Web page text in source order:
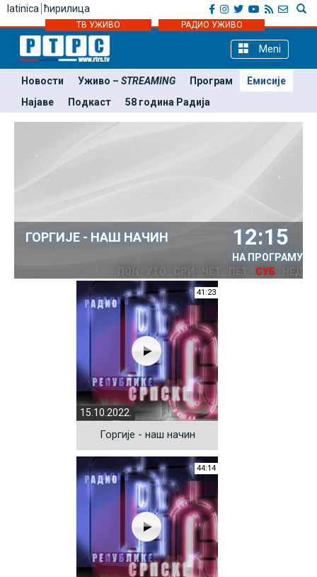
latinica ћирилица
ТВ УЖИВО РАДИО УЖИВО
Meni
Новости Уживо – STREAMING Програм
Емисије
Најаве
Подкаст 58 година Радија
ГОРГИЈЕ - НАШ НАЧИН 12:15
НА ПРОГРАМУ
ПОН
УТО СРИ ЧЕТ ПЕТ СУБ НЕД
15.10.2022.
41:23
Горгије - наш начин
44:14